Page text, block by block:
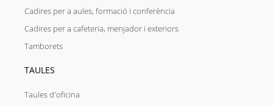
Cadires per a aules, formació i conferència
Cadires per a cafeteria, menjador i exteriors
Tamborets
TAULES
Taules d'oficina